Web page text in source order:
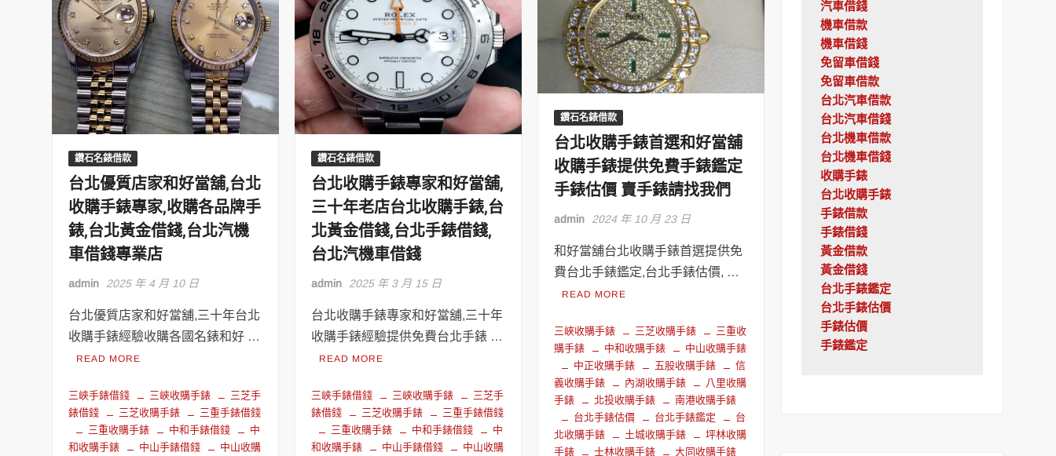
鑽石名錶借款
台北優質店家和好當舖,台北
收購手錶專家,收購各品牌手
錶,台北黃金借錢,台北汽機
車借錢專業店
admin 2025 年 4 月 10 日
台北優質店家和好當舖,三十年台北
收購手錶經驗收購各國名錶和好 …
READ MORE
三峽手錶借錢 三峽收購手錶
三芝手
錶借錢
三芝收購手錶
三重手錶借錢
三重收購手錶
中和手錶借錢
中
和收購手錶
中山手錶借錢
中山收購
鑽石名錶借款
台北收購手錶專家和好當舖,
三十年老店台北收購手錶,台
北黃金借錢,台北手錶借錢,
台北汽機車借錢
admin 2025 年 3 月 15 日
台北收購手錶專家和好當舖,三十年
收購手錶經驗提供免費台北手錶 …
READ MORE
三峽手錶借錢 三峽收購手錶
三芝手
錶借錢
三芝收購手錶
三重手錶借錢
三重收購手錶
中和手錶借錢
中
和收購手錶
中山手錶借錢
中山收購
鑽石名錶借款
台北收購手錶首選和好當舖
收購手錶提供免費手錶鑑定
手錶估價 賣手錶請找我們
admin 2024 年 10 月 23 日
和好當舖台北收購手錶首選提供免
費台北手錶鑑定,台北手錶估價, …
READ MORE
三峽收購手錶 三芝收購手錶
三重收
購手錶
中和收購手錶
中山收購手錶
中正收購手錶
五股收購手錶
信
義收購手錶
內湖收購手錶
八里收購
手錶
北投收購手錶
南港收購手錶
台北手錶估價
台北手錶鑑定
台
北收購手錶
土城收購手錶
坪林收購
手錶
士林收購手錶
大同收購手錶
汽車借錢
機車借款
機車借錢
免留車借錢
免留車借款
台北汽車借款
台北汽車借錢
台北機車借款
台北機車借錢
收購手錶
台北收購手錶
手錶借款
手錶借錢
黃金借款
黃金借錢
台北手錶鑑定
台北手錶估價
手錶估價
手錶鑑定